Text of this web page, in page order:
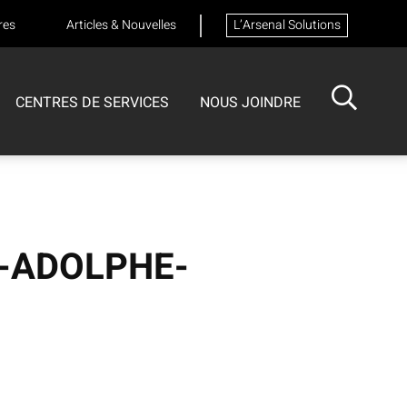
Articles & Nouvelles L’Arsenal Solutions
CENTRES DE SERVICES NOUS JOINDRE